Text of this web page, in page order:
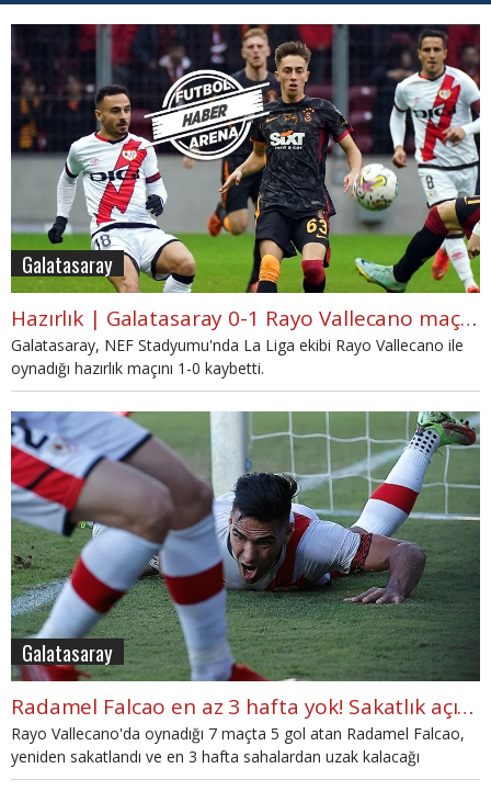
Galatasaray
Hazırlık | Galatasaray 0-1 Rayo Vallecano maç özeti ve golü (İZLE)
Galatasaray, NEF Stadyumu'nda La Liga ekibi Rayo Vallecano ile
oynadığı hazırlık maçını 1-0 kaybetti.
Galatasaray
Radamel Falcao en az 3 hafta yok! Sakatlık açıklaması
Rayo Vallecano'da oynadığı 7 maçta 5 gol atan Radamel Falcao,
yeniden sakatlandı ve en 3 hafta sahalardan uzak kalacağı
açıklandı.